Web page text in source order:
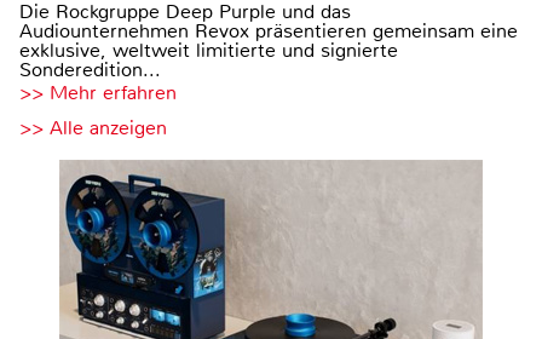
Die Rockgruppe Deep Purple und das
Audiounternehmen Revox präsentieren gemeinsam eine
exklusive, weltweit limitierte und signierte
Sonderedition...
>> Mehr erfahren
>> Alle anzeigen